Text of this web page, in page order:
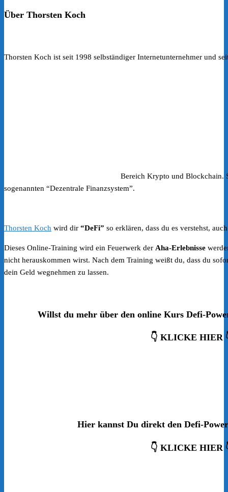
Über Thorsten Koch
Thorsten Koch ist seit 1998 selbständiger Internetunternehmer und
Bereich Krypto und Blockchain.
sogenannten “Dezentrale Finanzsystem”.
Thorsten Koch wird dir “DeFi” so erklären, dass du es verstehst,
Dieses Online-Training wird ein Feuerwerk der Aha-Erlebnisse
nicht herauskommen wirst. Nach dem Training weißt du, dass du
dein Geld wegnehmen zu lassen.
Willst du mehr über den online Kurs Defi-
👇 KLICKE HIER
Hier kannst Du direkt den Defi-
👇 KLICKE HIER